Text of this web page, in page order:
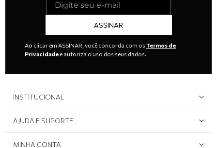
ASSINAR
Ao clicar em ASSINAR, você concorda com osTermos de
Privacidade e autoriza o uso dos seus dados.
INSTITUCIONAL
Área do Lojista
AJUDA E SUPORTE
MINHA CONTA